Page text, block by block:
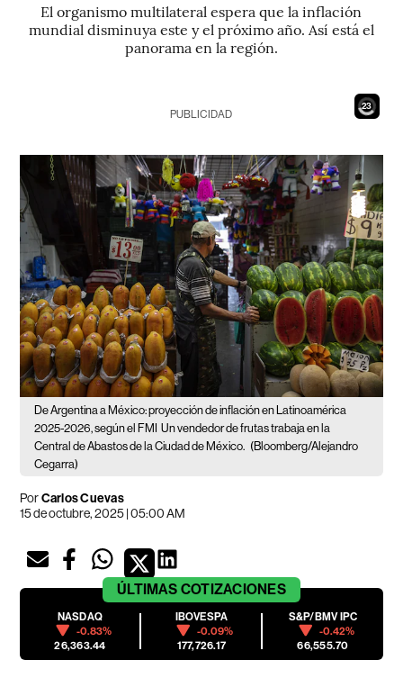
El organismo multilateral espera que la inflación
mundial disminuya este y el próximo año. Así está el
panorama en la región.
21
PUBLICIDAD
De Argentina a México: proyección de inflación en Latinoamérica
2025-2026, según el FMI
Un vendedor de frutas trabaja en la
Central de Abastos de la Ciudad de México. (Bloomberg/Alejandro
Cegarra)
PorCarlos Cuevas
15 de octubre, 2025 | 05:00 AM
ÚLTIMAS COTIZACIONES
NASDAQ
-0.83%
26,363.44
IBOVESPA
-0.09%
177,726.17
S&P/BMV IPC
-0.42%
66,555.70